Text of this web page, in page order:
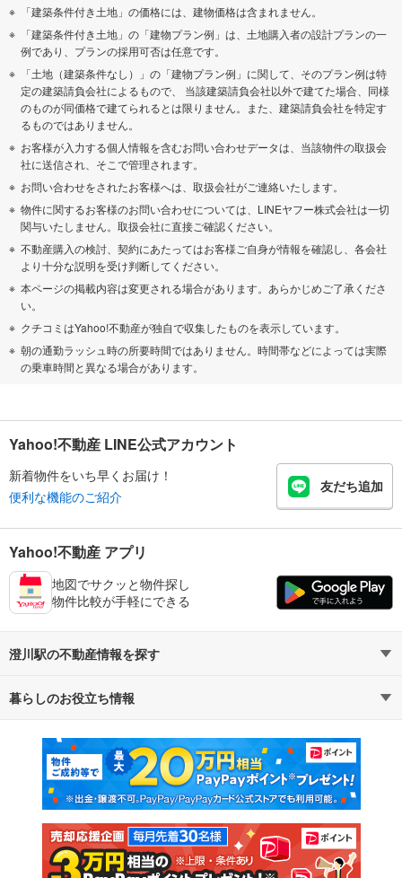
「建築条件付き土地」の価格には、建物価格は含まれません。
「建築条件付き土地」の「建物プラン例」は、土地購入者の設計プランの一
例であり、プランの採用可否は任意です。
「土地（建築条件なし）」の「建物プラン例」に関して、そのプラン例は特
定の建築請負会社によるもので、 当該建築請負会社以外で建てた場合、同様
のものが同価格で建てられるとは限りません。また、建築請負会社を特定す
るものではありません。
お客様が入力する個人情報を含むお問い合わせデータは、当該物件の取扱会
社に送信され、そこで管理されます。
お問い合わせをされたお客様へは、取扱会社がご連絡いたします。
物件に関するお客様のお問い合わせについては、LINEヤフー株式会社は一切
関与いたしません。取扱会社に直接ご確認ください。
不動産購入の検討、契約にあたってはお客様ご自身が情報を確認し、各会社
より十分な説明を受け判断してください。
本ページの掲載内容は変更される場合があります。あらかじめご了承くださ
い。
クチコミはYahoo!不動産が独自で収集したものを表示しています。
朝の通勤ラッシュ時の所要時間ではありません。時間帯などによっては実際
の乗車時間と異なる場合があります。
Yahoo!不動産 LINE公式アカウント
新着物件をいち早くお届け！
便利な機能のご紹介
友だち追加
Yahoo!不動産 アプリ
地図でサクッと物件探し
物件比較が手軽にできる
澄川駅の不動産情報を探す
不動産・住宅
新築マンション 中古マンション
新築一戸建て 中古一戸建て
注文住宅 土地
暮らしのお役立ち情報
マンションカタログ 教えて！住まいの先生